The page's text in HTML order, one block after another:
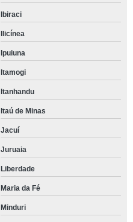
Ibiraci
Ilicínea
Ipuiuna
Itamogi
Itanhandu
Itaú de Minas
Jacuí
Juruaia
Liberdade
Maria da Fé
Minduri